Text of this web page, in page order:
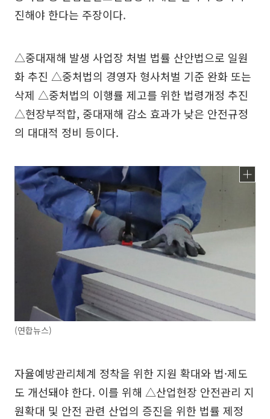
진해야 한다는 주장이다.
△중대재해 발생 사업장 처벌 법률 산안법으로 일원
화 추진 △중처법의 경영자 형사처벌 기준 완화 또는
삭제 △중처법의 이행률 제고를 위한 법령개정 추진
△현장부적합, 중대재해 감소 효과가 낮은 안전규정
의 대대적 정비 등이다.
(연합뉴스)
자율예방관리체계 정착을 위한 지원 확대와 법·제도
도 개선돼야 한다. 이를 위해 △산업현장 안전관리 지
원확대 및 안전 관련 산업의 증진을 위한 법률 제정